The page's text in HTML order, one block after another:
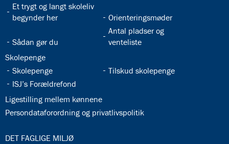
32.28:
Et trygt og langt skoleliv
begynder her
32.29:
Orienteringsmøder
32.30:
Sådan gør du
32.31:
Antal pladser og
venteliste
32.32:
Skolepenge
32.33:
Skolepenge 32.34:
Tilskud skolepenge
32.35:
ISJ’s Forældrefond
32.36:
Ligestilling mellem kønnene
32.37:
Persondataforordning og privatlivspolitik
33.0:
DET FAGLIGE MILJØ